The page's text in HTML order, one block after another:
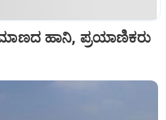
ಹಾನಿ, ಪ್ರಯಾಣಿಕರು